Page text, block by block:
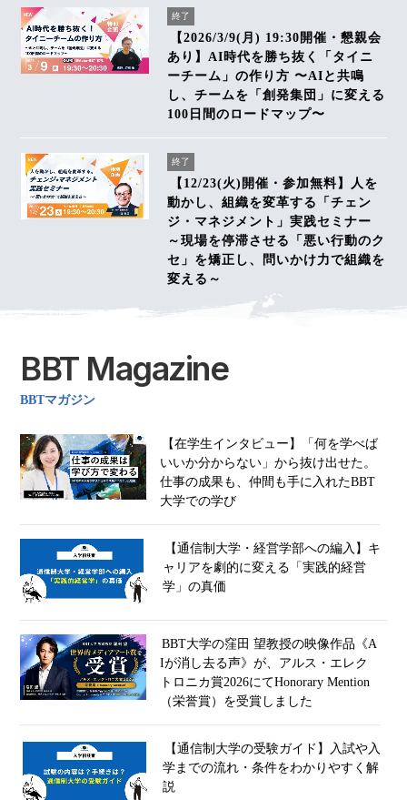
終了
【2026/3/9(月) 19:30開催・懇親会
あり】AI時代を勝ち抜く「タイニ
ーチーム」の作り方 〜AIと共鳴
し、チームを「創発集団」に変える
100日間のロードマップ〜
終了
【12/23(火)開催・参加無料】人を
動かし、組織を変革する「チェン
ジ・マネジメント」実践セミナー
～現場を停滞させる「悪い行動のク
セ」を矯正し、問いかけ力で組織を
変える～
BBT Magazine
BBTマガジン
【在学生インタビュー】「何を学べば
いいか分からない」から抜け出せた。
仕事の成果も、仲間も手に入れたBBT
大学での学び
【通信制大学・経営学部への編入】キ
ャリアを劇的に変える「実践的経営
学」の真価
BBT大学の窪田 望教授の映像作品《A
Iが消し去る声》が、アルス・エレク
トロニカ賞2026にてHonorary Mention
（栄誉賞）を受賞しました
【通信制大学の受験ガイド】入試や入
学までの流れ・条件をわかりやすく解
説